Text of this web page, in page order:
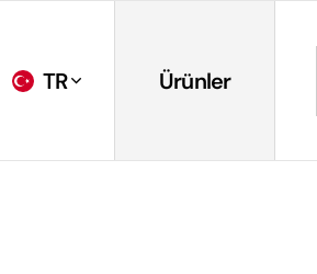
TR Ürünler